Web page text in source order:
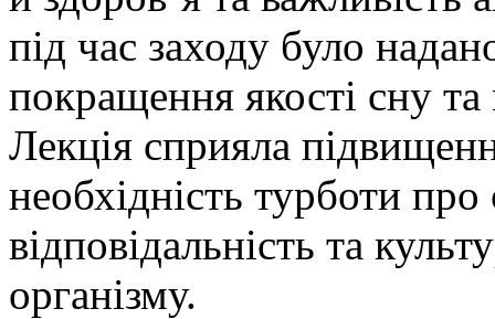
під час заходу було
покращення якості сну та
Лекція сприяла
необхідність турботи
відповідальність та
організму.